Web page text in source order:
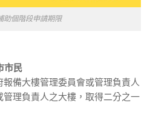
助個階段申請期限
市民
備大樓管理委員會或管理負責人
理負責人之大樓，取得二分之一